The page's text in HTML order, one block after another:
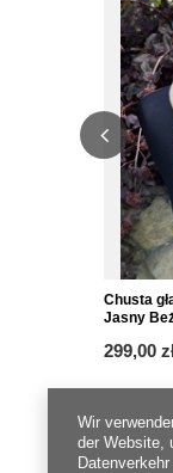
Chusta
Jasny
299,00
Wir
der Website,